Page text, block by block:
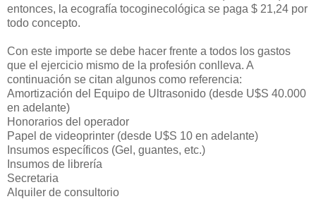
entonces, la ecografía tocoginecológica se paga $ 21,24 por
todo concepto.
Con este importe se debe hacer frente a todos los gastos
que el ejercicio mismo de la profesión conlleva. A
continuación se citan algunos como referencia:
Amortización del Equipo de Ultrasonido (desde U$S 40.000
en adelante)
Honorarios del operador
Papel de videoprinter (desde U$S 10 en adelante)
Insumos específicos (Gel, guantes, etc.)
Insumos de librería
Secretaria
Alquiler de consultorio